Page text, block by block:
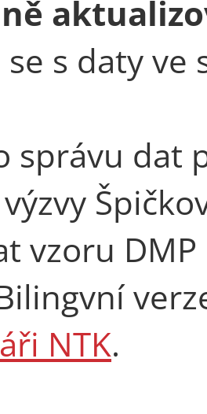
s daty
správu dat
vzoru
NTK.